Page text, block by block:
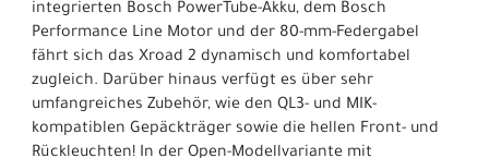
integrierten Bosch PowerTube-Akku, dem Bosch
Performance Line Motor und der 80-mm-Federgabel
fährt sich das Xroad 2 dynamisch und komfortabel
zugleich. Darüber hinaus verfügt es über sehr
umfangreiches Zubehör, wie den QL3- und MIK-
kompatiblen Gepäckträger sowie die hellen Front- und
Rückleuchten! In der Open-Modellvariante mit